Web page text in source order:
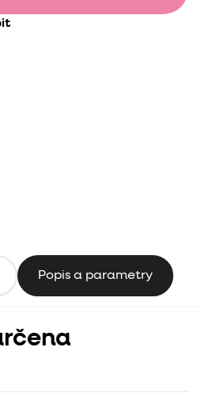
Popis a parametry